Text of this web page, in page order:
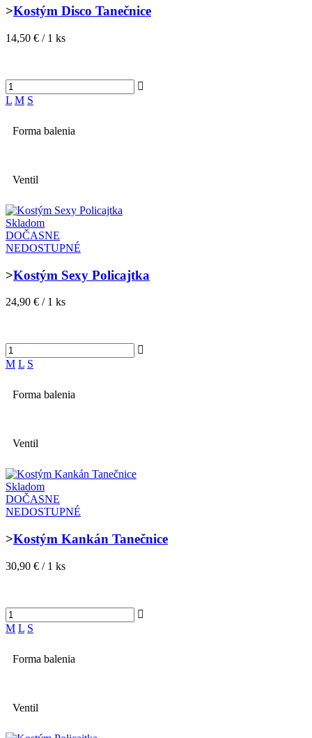
>Kostým Disco Tanečnice
14,50 € / 1 ks
L M S
Forma balenia
Ventil
Skladom
DOČASNE
NEDOSTUPNÉ
>Kostým Sexy Policajtka
24,90 € / 1 ks
M L S
Forma balenia
Ventil
Skladom
DOČASNE
NEDOSTUPNÉ
>Kostým Kankán Tanečnice
30,90 € / 1 ks
M L S
Forma balenia
Ventil